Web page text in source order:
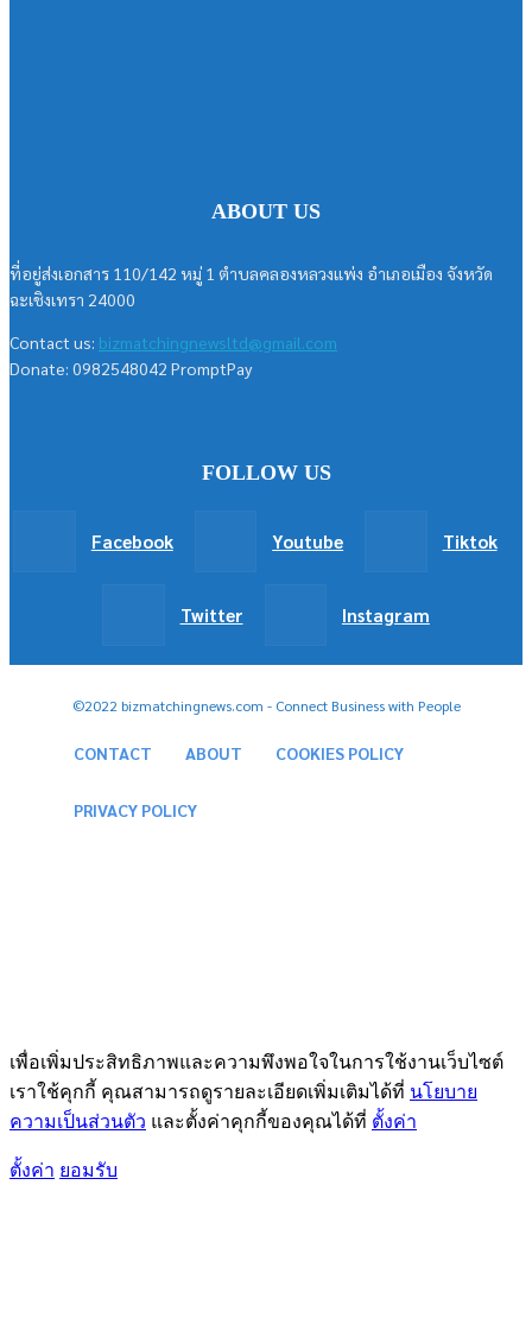
ABOUT US
ที่อยู่ส่งเอกสาร 110/142 หมู่ 1 ตำบลคลองหลวงแพ่ง อำเภอเมือง จังหวัด
ฉะเชิงเทรา 24000
Contact us: bizmatchingnewsltd@gmail.com
Donate: 0982548042 PromptPay
FOLLOW US
Facebook Youtube Tiktok
Twitter Instagram
©2022 bizmatchingnews.com - Connect Business with People
CONTACT ABOUT COOKIES POLICY
PRIVACY POLICY
เพื่อเพิ่มประสิทธิภาพและความพึงพอใจในการใช้งานเว็บไซต์
เราใช้คุกกี้ คุณสามารถดูรายละเอียดเพิ่มเติมได้ที่ นโยบาย
ความเป็นส่วนตัว และตั้งค่าคุกกี้ของคุณได้ที่ ตั้งค่า
ตั้งค่า ยอมรับ